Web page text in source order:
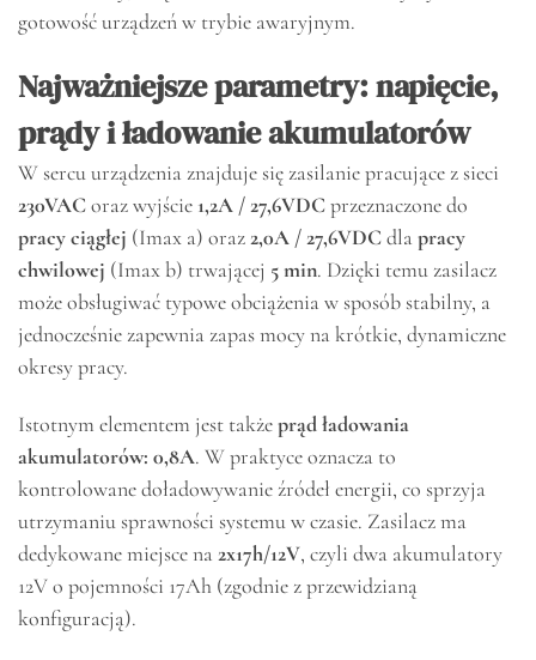
gotowość urządzeń w trybie awaryjnym.
Najważniejsze parametry: napięcie,
prądy i ładowanie akumulatorów
W sercu urządzenia znajduje się zasilanie pracujące z sieci
230VACoraz wyjście 1,2A / 27,6VDCprzeznaczone do
pracy ciągłej (Imax a) oraz2,0A / 27,6VDCdlapracy
chwilowej (Imax b) trwającej 5 min. Dzięki temu zasilacz
może obsługiwać typowe obciążenia w sposób stabilny, a
jednocześnie zapewnia zapas mocy na krótkie, dynamiczne
okresy pracy.
Istotnym elementem jest takżeprąd ładowania
akumulatorów: 0,8A. W praktyce oznacza to
kontrolowane doładowywanie źródeł energii, co sprzyja
utrzymaniu sprawności systemu w czasie. Zasilacz ma
dedykowane miejsce na2x17h/12V, czyli dwa akumulatory
12V o pojemności 17Ah (zgodnie z przewidzianą
konfiguracją).